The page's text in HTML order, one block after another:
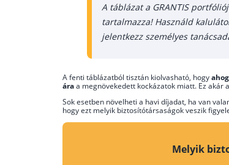
A táblázat a GRANTIS
tartalmazza! Használd
jelentkezz személyes
A fenti táblázatból tisztán kiolvasható, hogy
áraa megnövekedett kockázatok miatt. Ez
Sok esetben növelheti a havi díjadat, ha van
hogy ezt melyik biztosítótársaságok veszik
Melyik